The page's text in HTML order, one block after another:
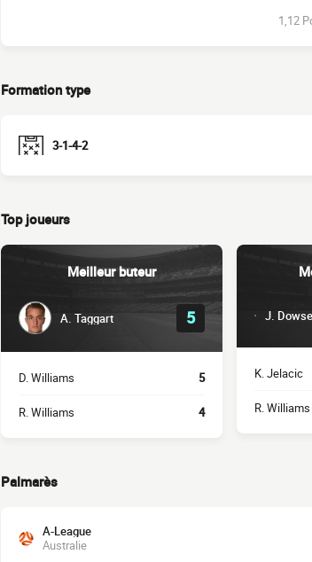
1,12
Formation type
3-1-4-2
Top joueurs
Meilleur buteur
A. Taggart 5
D. Williams 5
R. Williams 4
J. Dowse
K. Jelacic
R. Williams
Palmarès
A-League
Australie